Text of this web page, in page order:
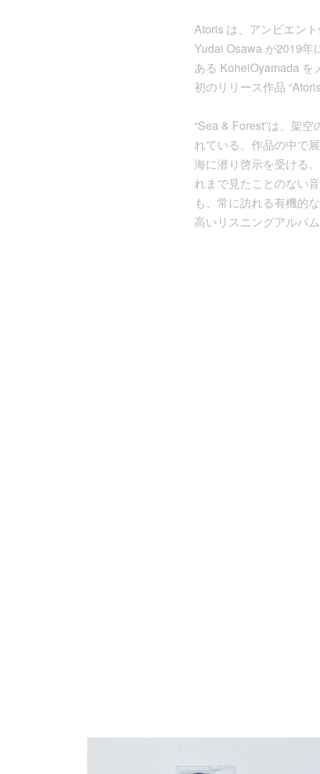
Atoris は、アンビエン
Yudai Osawa が2019年
ある KoheiOyamada
初のリリース作品
“Sea & Forest”は、架
れている。作品の中で
海に潜り啓示を受ける
れまで見たことのない
も、常に訪れる有機的
高いリスニングアルバ